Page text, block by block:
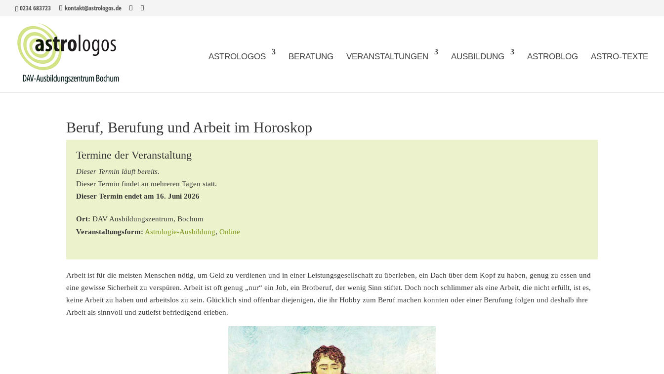
0234 683723 kontakt@astrologos.de
ASTROLOGOS BERATUNG VERANSTALTUNGEN AUSBILDUNG ASTROBLOG ASTRO-TEXTE
Beruf, Berufung und Arbeit im Horoskop
Termine der Veranstaltung
Dieser Termin läuft bereits.
Dieser Termin findet an mehreren Tagen statt.
Dieser Termin endet am 16. Juni 2026
Ort:DAV Ausbildungszentrum, Bochum
Veranstaltungsform: Astrologie-Ausbildung,Online
Arbeit ist für die meisten Menschen nötig, um Geld zu verdienen und in einer Leistungsgesellschaft zu überleben, ein Dach über dem Kopf zu haben, genug zu essen und
eine gewisse Sicherheit zu verspüren. Arbeit ist oft genug „nur“ ein Job, ein Brotberuf, der wenig Sinn stiftet. Doch noch schlimmer als eine Arbeit, die nicht erfüllt, ist es,
keine Arbeit zu haben und arbeitslos zu sein. Glücklich sind offenbar diejenigen, die ihr Hobby zum Beruf machen konnten oder einer Berufung folgen und deshalb ihre
Arbeit als sinnvoll und zutiefst befriedigend erleben.